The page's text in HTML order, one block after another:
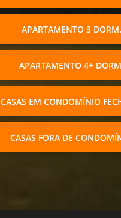
APARTAMENTO 3 DORM.
APARTAMENTO 4+
CASAS EM CONDOMÍNIO
CASAS FORA DE